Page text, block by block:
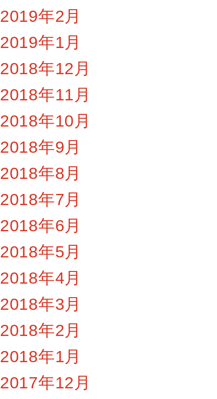
2019年2月
2019年1月
2018年12月
2018年11月
2018年10月
2018年9月
2018年8月
2018年7月
2018年6月
2018年5月
2018年4月
2018年3月
2018年2月
2018年1月
2017年12月